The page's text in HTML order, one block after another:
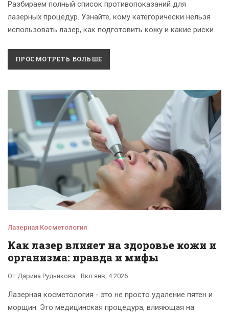
Разбираем полный список противопоказаний для
лазерных процедур. Узнайте, кому категорически нельзя
использовать лазер, как подготовить кожу и какие риски
ПРОСМОТРЕТЬ БОЛЬШЕ
Лазерная Косметология
Как лазер влияет на здоровье кожи и
организма: правда и мифы
От Дарина Рудникова Вкл янв, 4 2026
Лазерная косметология - это не просто удаление пятен и
морщин. Это медицинская процедура, влияющая на